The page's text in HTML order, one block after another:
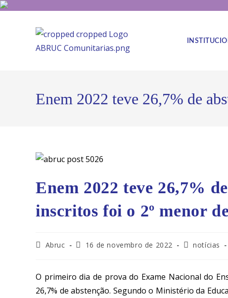
Enem 2022 teve 26,7% de
Enem 2022 teve 26,7%
inscritos foi o 2º menor
Abruc 16 de novembro de 2022 notícias
O primeiro dia de prova do Exame Nacional do
26,7% de abstenção. Segundo o Ministério da